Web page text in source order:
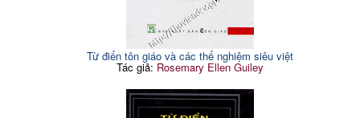
Từ điển tôn giáo và các thể nghiệm siêu việt
Tác giả: Rosemary Ellen Guiley